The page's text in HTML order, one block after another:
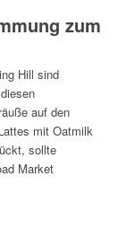
zum
Hill sind
auf den
mit Oatmilk
sollte
Market